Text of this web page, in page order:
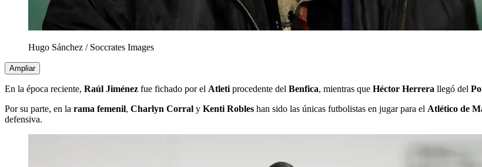
Hugo Sánchez / Soccrates Images
Ampliar
En la época reciente, Raúl Jiménez fue fichado por el Atleti procedente del Benfica, mientras que Héctor Herrera llegó del
Por su parte, en la rama femenil, Charlyn Corral y Kenti Robles han sido las únicas futbolistas en jugar para el Atlético de
defensiva.